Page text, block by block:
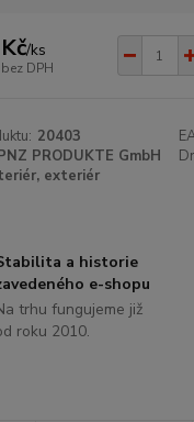
/ks
bez DPH
20403
PRODUKTE GmbH
exteriér
a historie
e-shopu
trhu fungujeme již
roku 2010.